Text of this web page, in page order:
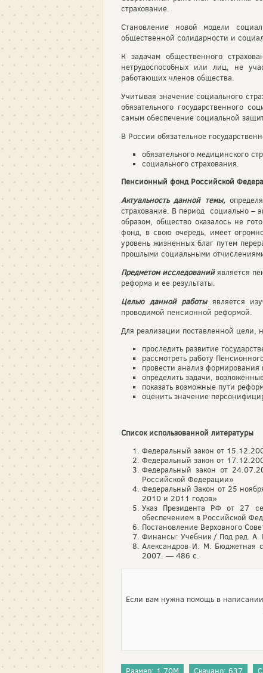
страхование.
Становление новой модели
общественной солидарности и
К задачам общественного
нетрудоспособных или лиц, не
работающих членов общества.
Учитывая значение социального
обязательного государственного
самым обеспечение социальной
В России обязательное
обязательного медицинского
социального страхования.
Пенсионный фонд Российской
Актуальность данной темы,
страхование. В период социально –
образом, общество оказалось не
фонд, в свою очередь, имеет
уровень жизненных благ путем
прошлыми социальными
Предметом исследованийявляется
реформа и ее результаты.
Целью данной работыявляется
проводимой пенсионной реформой.
Для реализации поставленной цели,
проследить развитие
рассмотреть работу
провести анализ
определить задачи,
показать возможные пути
оценить значение
Список использованной литературы
Федеральный закон от
Федеральный закон от
Федеральный закон от
Российской Федерации»
Федеральный Закон от 25
2010 и 2011 годов»
Указ Президента РФ от 27
обеспечением в Российской
Постановление Верховного
Финансы: Учебник / Под ред. А.
Александров И. М. Бюджетная
2007. — 486 с.
Если вам нужна помощь в
Размер: 1.70M Скачано: 637